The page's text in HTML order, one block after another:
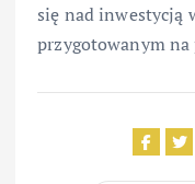
się nad inwestycją
przygotowanym